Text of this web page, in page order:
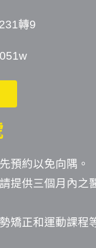
轉9
預約以免向隅。
提供三個月內之
矯正和運動課程